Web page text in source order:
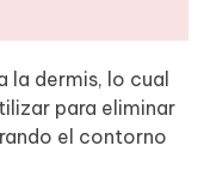
la dermis, lo cual
para eliminar
el contorno